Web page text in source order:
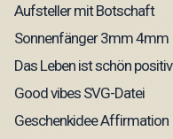
Aufsteller mit Botschaft
Sonnenfänger 3mm 4mm
Das Leben ist schön positiv
Good vibes SVG-Datei
Geschenkidee Affirmation